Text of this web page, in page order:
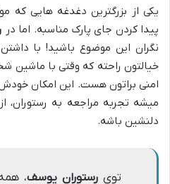
یکی از بزرگترین دغدغه هایی که
پیدا کردن جای پارک مناسبه. اما در
نگران این موضوع باشید! با
خیالتون راحته که وقتی با ماشین
امنی براتون هست. این امکان
میشه تجربه مراجعه به
دلنشین باشه.
توی رستوران یوسف،